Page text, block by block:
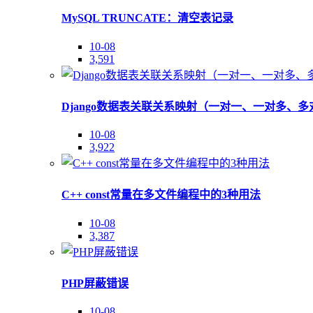
MySQL TRUNCATE：清空表记录
10-08
3,591
Django数据表关联关系映射（一对一、一对多、多
10-08
3,922
C++ const常量在多文件编程中的3种用法
10-08
3,387
PHP屏蔽错误